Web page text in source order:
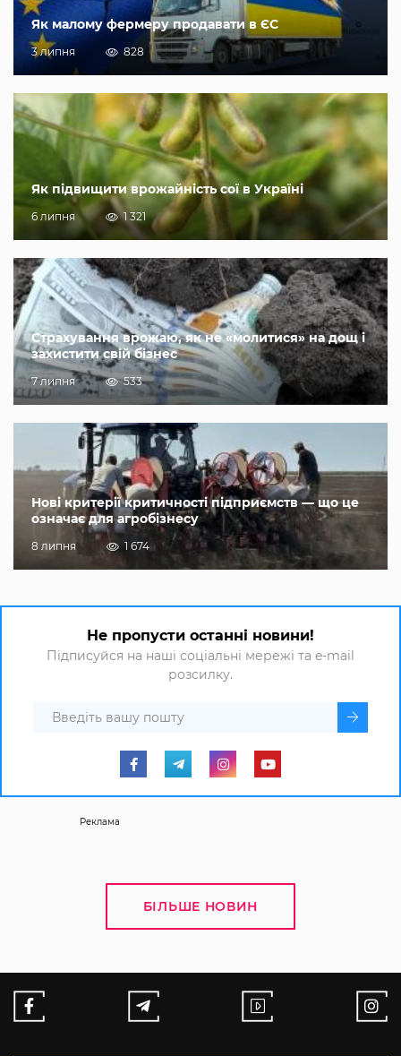
Як малому фермеру продавати в ЄС
3 липня 828
Як підвищити врожайність сої в Україні
6 липня 1 321
Страхування врожаю, як не «молитися» на дощ і
захистити свій бізнес
7 липня 533
Нові критерії критичності підприємств — що це
означає для агробізнесу
8 липня 1 674
Не пропусти останні новини!
Підписуйся на наші соціальні мережі та e-mail
розсилку.
Реклама
БІЛЬШЕ НОВИН